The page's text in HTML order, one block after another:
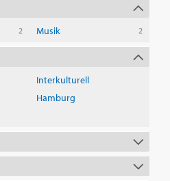
2 Musik 2
Interkulturell
Hamburg